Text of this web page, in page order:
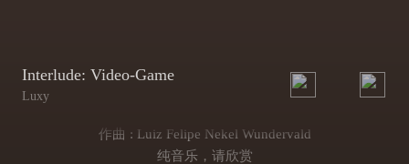
Interlude: Video-Game
Luxy
作曲 : Luiz Felipe Nekel Wundervald
纯音乐，请欣赏